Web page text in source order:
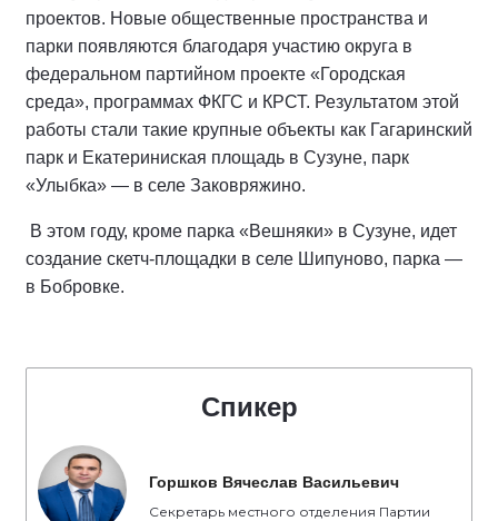
проектов. Новые общественные пространства и
парки появляются благодаря участию округа в
федеральном партийном проекте «Городская
среда», программах ФКГС и КРСТ. Результатом этой
работы стали такие крупные объекты как Гагаринский
парк и Екатериниская площадь в Сузуне, парк
«Улыбка» — в селе Заковряжино.
В этом году, кроме парка «Вешняки» в Сузуне, идет
создание скетч-площадки в селе Шипуново, парка —
в Бобровке.
Спикер
Горшков Вячеслав Васильевич
Секретарь местного отделения Партии